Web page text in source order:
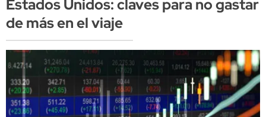
Estados Unidos: claves para no gastar
de más en el viaje